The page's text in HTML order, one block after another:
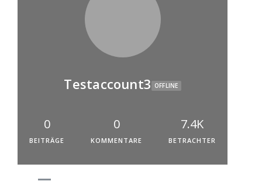
Testaccount3 OFFLINE
0
BEITRÄGE
0
KOMMENTARE
7.4K
BETRACHTER